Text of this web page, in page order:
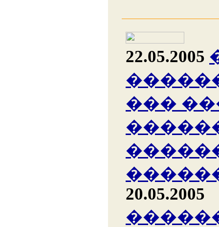
22.05.2005
���
20.05.2005